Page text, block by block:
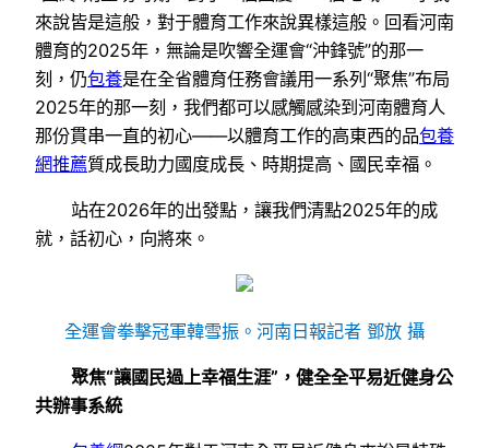
來說皆是這般，對于體育工作來說異樣這般。回看河南
體育的2025年，無論是吹響全運會“沖鋒號”的那一
刻，仍包養是在全省體育任務會議用一系列“聚焦”布局
2025年的那一刻，我們都可以感觸感染到河南體育人
那份貫串一直的初心——以體育工作的高東西的品包養
網推薦質成長助力國度成長、時期提高、國民幸福。
站在2026年的出發點，讓我們清點2025年的成
就，話初心，向將來。
全運會拳擊冠軍韓雪振。河南日報記者 鄧放 攝
聚焦“讓國民過上幸福生涯”，健全全平易近健身公
共辦事系統